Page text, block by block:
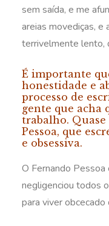
sem saída, e me
areias movediças, e
terrivelmente lento,
É importante
honestidade e
processo de
gente que acha
trabalho.
Pessoa, que
e obsessiva.
O Fernando Pessoa
negligenciou todos
para viver obcecado